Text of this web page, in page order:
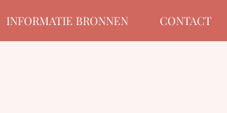
INFORMATIE BRONNEN CONTACT